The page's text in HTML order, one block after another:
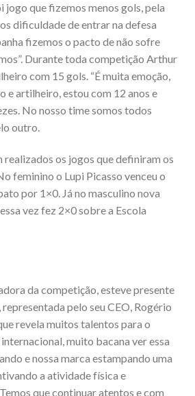
jogo que fizemos menos gols, pela
dificuldade de entrar na defesa
fizemos o pacto de não sofre
Durante toda competição Arthur
com 15 gols. “É muita emoção,
e artilheiro, estou com 12 anos e
No nosso time somos todos
outro.
os jogos que definiram os
feminino o Lupi Picasso venceu o
por 1×0. Já no masculino nova
vez fez 2×0 sobre a Escola
da competição, esteve presente
pelo seu CEO, Rogério
revela muitos talentos para o
muito bacana ver essa
e nossa marca estampando uma
a atividade física e
que continuar atentos e com